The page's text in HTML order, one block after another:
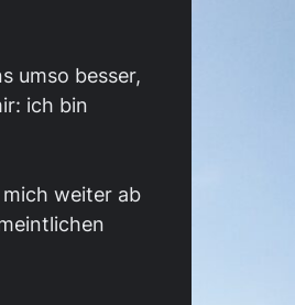
umso besser,
ich bin
weiter ab